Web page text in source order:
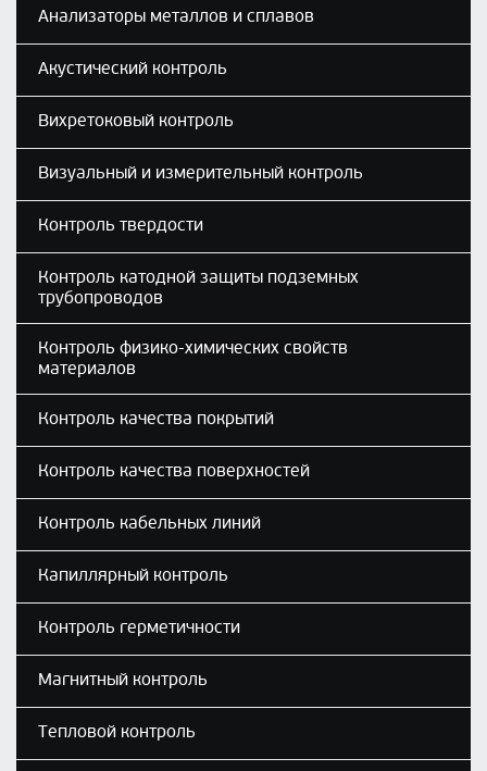
Анализаторы металлов и сплавов
Акустический контроль
Вихретоковый контроль
Визуальный и измерительный контроль
Контроль твердости
Контроль катодной защиты подземных
трубопроводов
Контроль физико-химических свойств
материалов
Контроль качества покрытий
Контроль качества поверхностей
Контроль кабельных линий
Капиллярный контроль
Контроль герметичности
Магнитный контроль
Тепловой контроль